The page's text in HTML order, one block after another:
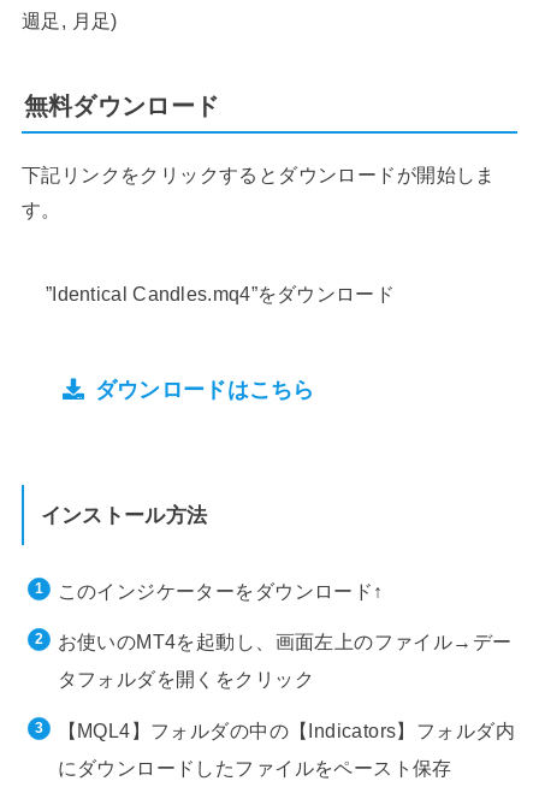
週足, 月足)
無料ダウンロード
下記リンクをクリックするとダウンロードが開始しま
す。
”Identical Candles.mq4”をダウンロード
ダウンロードはこちら
インストール方法
このインジケーターをダウンロード↑
お使いのMT4を起動し、画面左上のファイル→デー
タフォルダを開くをクリック
【MQL4】フォルダの中の【Indicators】フォルダ内
にダウンロードしたファイルをペースト保存